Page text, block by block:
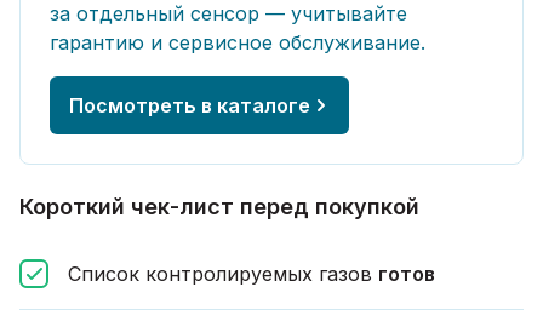
за отдельный сенсор — учитывайте
гарантию и сервисное обслуживание.
Посмотреть в каталоге
Короткий чек-лист перед покупкой
Список контролируемых газов готов